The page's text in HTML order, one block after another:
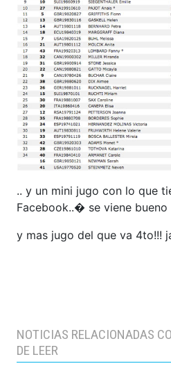
.. y un mini jugo con lo que
Facebook..� se viene bueno
y mas jugo del que va 4to!!!
NOTICIAS RELACIONADAS
DE LEER